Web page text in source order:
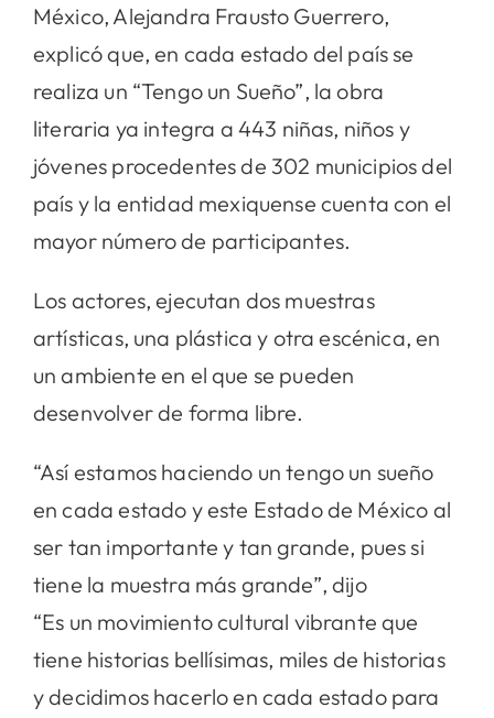
México, Alejandra Frausto Guerrero,
explicó que, en cada estado del país se
realiza un “Tengo un Sueño”, la obra
literaria ya integra a 443 niñas, niños y
jóvenes procedentes de 302 municipios del
país y la entidad mexiquense cuenta con el
mayor número de participantes.
Los actores, ejecutan dos muestras
artísticas, una plástica y otra escénica, en
un ambiente en el que se pueden
desenvolver de forma libre.
“Así estamos haciendo un tengo un sueño
en cada estado y este Estado de México al
ser tan importante y tan grande, pues si
tiene la muestra más grande”, dijo
“Es un movimiento cultural vibrante que
tiene historias bellísimas, miles de historias
y decidimos hacerlo en cada estado para